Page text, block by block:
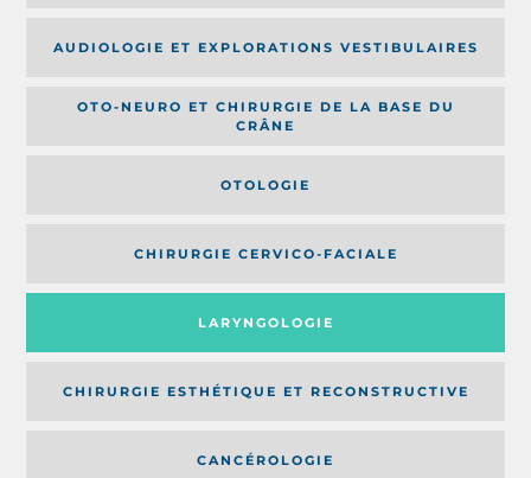
AUDIOLOGIE ET EXPLORATIONS VESTIBULAIRES
OTO-NEURO ET CHIRURGIE DE LA BASE DU
CRÂNE
OTOLOGIE
CHIRURGIE CERVICO-FACIALE
LARYNGOLOGIE
CHIRURGIE ESTHÉTIQUE ET RECONSTRUCTIVE
CANCÉROLOGIE